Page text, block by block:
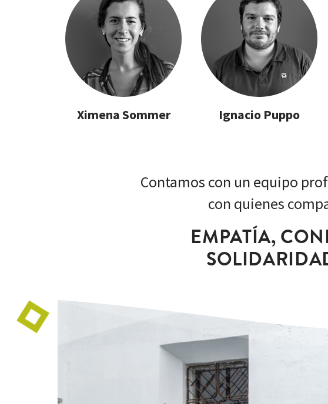
Ximena Sommer Ignacio Puppo
Contamos con un equipo
con quienes
EMPATÍA,